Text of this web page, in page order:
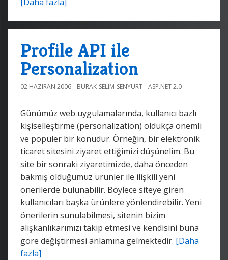
Profile API ile
Personalization
02 HAZIRAN 2006 BURAK-SELIM-SENYURT ASP.NET 2.0
Günümüz web uygulamalarında, kullanıcı bazlı
kişiselleştirme (personalization) oldukça önemli
ve popüler bir konudur. Örneğin, bir elektronik
ticaret sitesini ziyaret ettiğimizi düşünelim. Bu
site bir sonraki ziyaretimizde, daha önceden
bakmış olduğumuz ürünler ile ilişkili yeni
önerilerde bulunabilir. Böylece siteye giren
kullanıcıları başka ürünlere yönlendirebilir. Yeni
önerilerin sunulabilmesi, sitenin bizim
alışkanlıkarımızı takip etmesi ve kendisini buna
göre değiştirmesi anlamına gelmektedir. [Daha
fazla]